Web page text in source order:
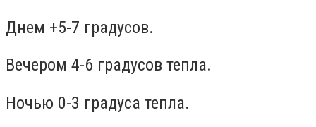
Днем +5-7 градусов.
Вечером 4-6 градусов тепла.
Ночью 0-3 градуса тепла.